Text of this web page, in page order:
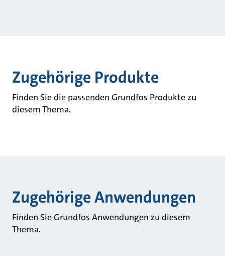
Zugehörige Produkte
Finden Sie die passenden Grundfos Produkte zu
diesem Thema.
Zugehörige Anwendungen
Finden Sie Grundfos Anwendungen zu diesem
Thema.